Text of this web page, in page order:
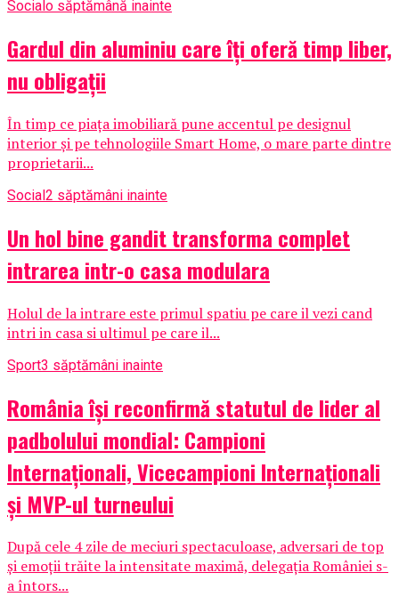
Socialo săptămână inainte
Gardul din aluminiu care îți oferă timp liber,
nu obligații
În timp ce piața imobiliară pune accentul pe designul
interior și pe tehnologiile Smart Home, o mare parte dintre
proprietarii...
Social2 săptămâni inainte
Un hol bine gandit transforma complet
intrarea intr-o casa modulara
Holul de la intrare este primul spatiu pe care il vezi cand
intri in casa si ultimul pe care il...
Sport3 săptămâni inainte
România își reconfirmă statutul de lider al
padbolului mondial: Campioni
Internaționali, Vicecampioni Internaționali
și MVP-ul turneului
După cele 4 zile de meciuri spectaculoase, adversari de top
și emoții trăite la intensitate maximă, delegația României s-
a întors...